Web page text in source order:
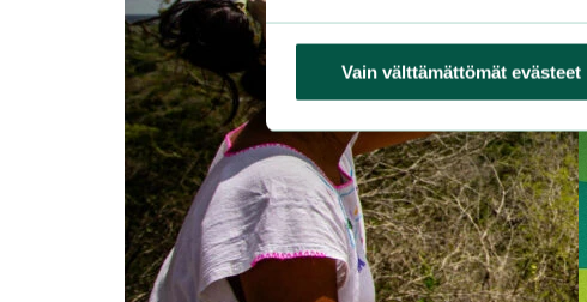
Vain välttämättömät evästeet